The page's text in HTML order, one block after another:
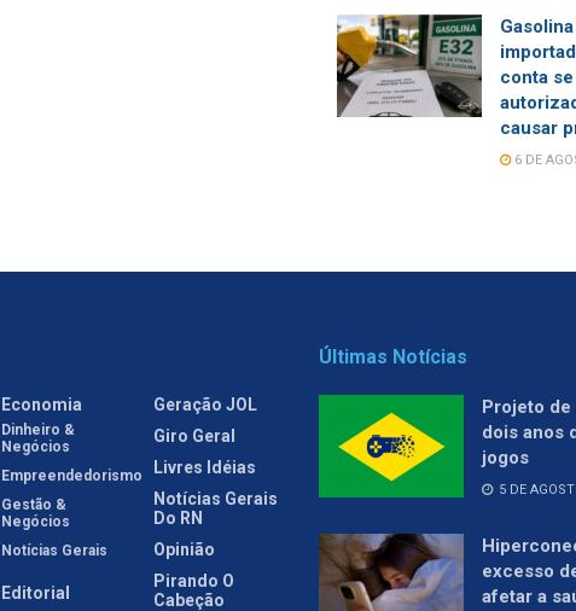
conta
causar
6 DE
Economia
Dinheiro &
Negócios
Empreendedorismo
Gestão &
Negócios
Notícias Gerais
Editorial
Geração JOL
Giro Geral
Livres Idéias
Notícias Gerais
Do RN
Opinião
Pirando O
Cabeção
Últimas Notícias
Projeto de
dois anos
jogos
5 DE
excesso
afetar a